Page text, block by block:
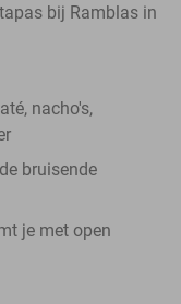
bij Ramblas in
nacho's,
bruisende
je met open